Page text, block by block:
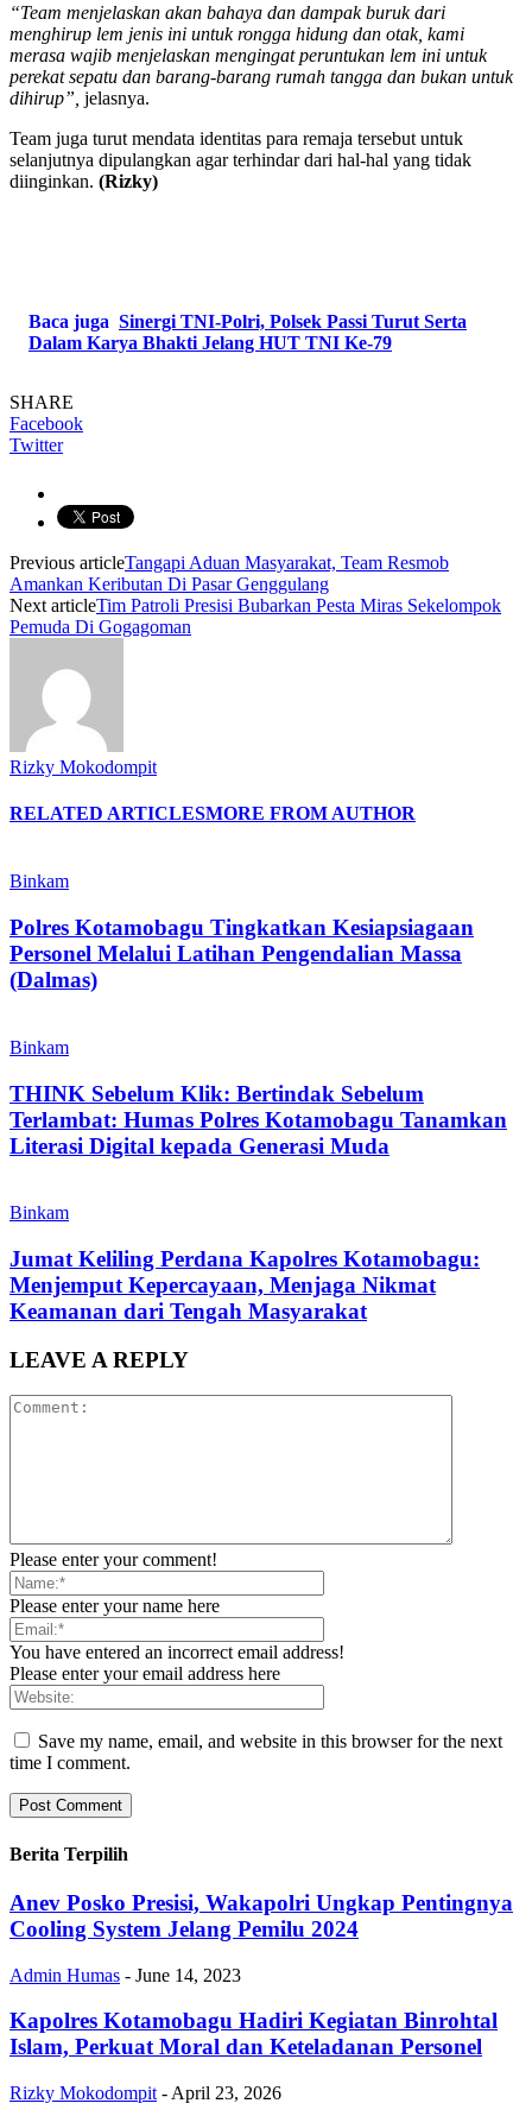
“Team menjelaskan akan bahaya dan dampak buruk dari
menghirup lem jenis ini untuk rongga hidung dan otak, kami
merasa wajib menjelaskan mengingat peruntukan lem ini untuk
perekat sepatu dan barang-barang rumah tangga dan bukan untuk
dihirup”, jelasnya.
Team juga turut mendata identitas para remaja tersebut untuk
selanjutnya dipulangkan agar terhindar dari hal-hal yang tidak
diinginkan. (Rizky)
Baca juga Sinergi TNI-Polri, Polsek Passi Turut Serta
Dalam Karya Bhakti Jelang HUT TNI Ke-79
SHARE
Facebook
Twitter
Previous articleTangapi Aduan Masyarakat, Team Resmob
Amankan Keributan Di Pasar Genggulang
Next articleTim Patroli Presisi Bubarkan Pesta Miras Sekelompok
Pemuda Di Gogagoman
Rizky Mokodompit
RELATED ARTICLESMORE FROM AUTHOR
Binkam
Polres Kotamobagu Tingkatkan Kesiapsiagaan
Personel Melalui Latihan Pengendalian Massa
(Dalmas)
Binkam
THINK Sebelum Klik: Bertindak Sebelum
Terlambat: Humas Polres Kotamobagu Tanamkan
Literasi Digital kepada Generasi Muda
Binkam
Jumat Keliling Perdana Kapolres Kotamobagu:
Menjemput Kepercayaan, Menjaga Nikmat
Keamanan dari Tengah Masyarakat
LEAVE A REPLY
Please enter your comment!
Please enter your name here
You have entered an incorrect email address!
Please enter your email address here
Save my name, email, and website in this browser for the next
time I comment.
Berita Terpilih
Anev Posko Presisi, Wakapolri Ungkap Pentingnya
Cooling System Jelang Pemilu 2024
Admin Humas - June 14, 2023
Kapolres Kotamobagu Hadiri Kegiatan Binrohtal
Islam, Perkuat Moral dan Keteladanan Personel
Rizky Mokodompit - April 23, 2026